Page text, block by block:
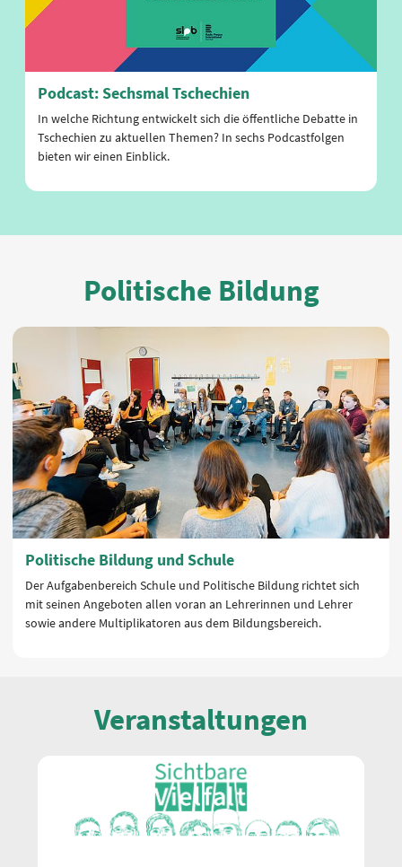
Podcast: Sechsmal Tschechien
In welche Richtung entwickelt sich die öffentliche Debatte in
Tschechien zu aktuellen Themen? In sechs Podcastfolgen
bieten wir einen Einblick.
Politische Bildung
Politische Bildung und Schule
Der Aufgabenbereich Schule und Politische Bildung richtet sich
mit seinen Angeboten allen voran an Lehrerinnen und Lehrer
sowie andere Multiplikatoren aus dem Bildungsbereich.
Veranstaltungen